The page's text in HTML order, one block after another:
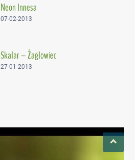
Neon Innesa
07-02-2013
Skalar – Żaglowiec
27-01-2013